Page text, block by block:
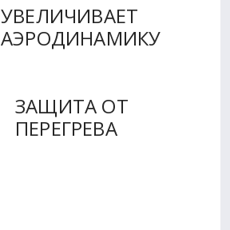
УВЕЛИЧИВАЕТ
АЭРОДИНАМИКУ
ЗАЩИТА ОТ
ПЕРЕГРЕВА